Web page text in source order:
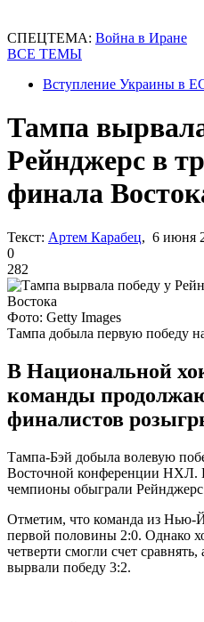
СПЕЦТЕМА: Война в Иране
ВСЕ ТЕМЫ
Вступление Украины в
Тампа
Рейнджерс в
финала
Текст: Артем Карабец, 6 июня
0
282
Фото: Getty Images
Тампа добыла первую победу
В Национальной
команды
финалистов
Тампа-Бэй добыла волевую
Восточной конференции НХЛ.
чемпионы обыграли
Отметим, что команда из Нью-
первой половины 2:0. Однако
четверти смогли счет
вырвали победу 3:2.